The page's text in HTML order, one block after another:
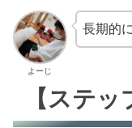
よーじ
長期的
【ステ